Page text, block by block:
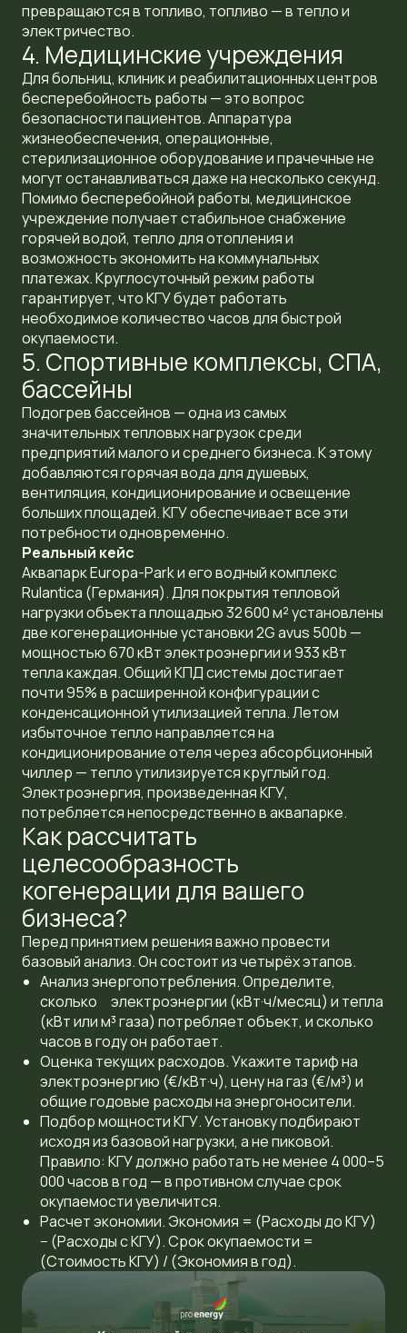
превращаются в топливо, топливо — в тепло и
электричество.
4. Медицинские учреждения
Для больниц, клиник и реабилитационных центров
бесперебойность работы — это вопрос
безопасности пациентов. Аппаратура
жизнеобеспечения, операционные,
стерилизационное оборудование и прачечные не
могут останавливаться даже на несколько секунд.
Помимо бесперебойной работы, медицинское
учреждение получает стабильное снабжение
горячей водой, тепло для отопления и
возможность экономить на коммунальных
платежах. Круглосуточный режим работы
гарантирует, что КГУ будет работать
необходимое количество часов для быстрой
окупаемости.
5. Спортивные комплексы, СПА,
бассейны
Подогрев бассейнов — одна из самых
значительных тепловых нагрузок среди
предприятий малого и среднего бизнеса. К этому
добавляются горячая вода для душевых,
вентиляция, кондиционирование и освещение
больших площадей. КГУ обеспечивает все эти
потребности одновременно.
Реальный кейс
Аквапарк Europa-Park и его водный комплекс
Rulantica (Германия). Для покрытия тепловой
нагрузки объекта площадью 32 600 м² установлены
две когенерационные установки 2G avus 500b —
мощностью 670 кВт электроэнергии и 933 кВт
тепла каждая. Общий КПД системы достигает
почти 95% в расширенной конфигурации с
конденсационной утилизацией тепла. Летом
избыточное тепло направляется на
кондиционирование отеля через абсорбционный
чиллер — тепло утилизируется круглый год.
Электроэнергия, произведенная КГУ,
потребляется непосредственно в аквапарке.
Как рассчитать
целесообразность
когенерации для вашего
бизнеса?
Перед принятием решения важно провести
базовый анализ. Он состоит из четырёх этапов.
Анализ энергопотребления. Определите,
сколько электроэнергии (кВт·ч/месяц) и тепла
(кВт или м³ газа) потребляет объект, и сколько
часов в году он работает.
Оценка текущих расходов. Укажите тариф на
электроэнергию (€/кВт·ч), цену на газ (€/м³) и
общие годовые расходы на энергоносители.
Подбор мощности КГУ. Установку подбирают
исходя из базовой нагрузки, а не пиковой.
Правило: КГУ должно работать не менее 4 000–5
000 часов в год — в противном случае срок
окупаемости увеличится.
Расчет экономии. Экономия = (Расходы до КГУ)
− (Расходы с КГУ). Срок окупаемости =
(Стоимость КГУ) / (Экономия в год).